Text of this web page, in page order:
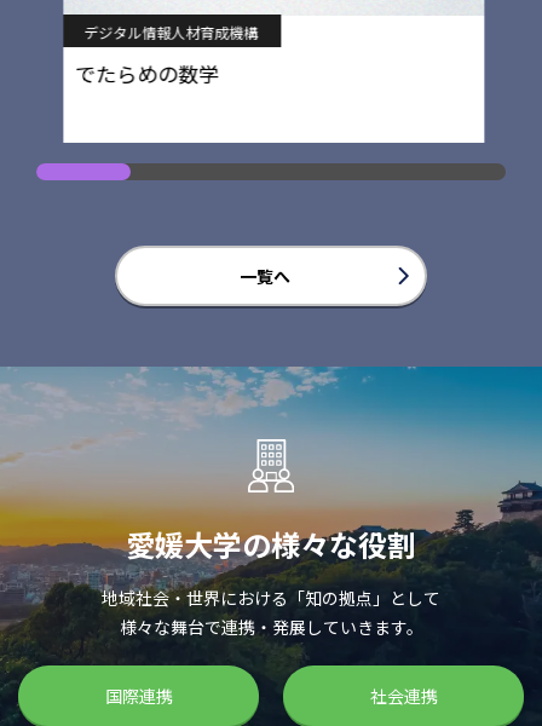
一覧へ
デジタル情報人材育成機構
でたらめの数学
愛媛大学の様々な役割
地域社会・世界における「知の拠点」として
様々な舞台で連携・発展していきます。
国際連携 社会連携